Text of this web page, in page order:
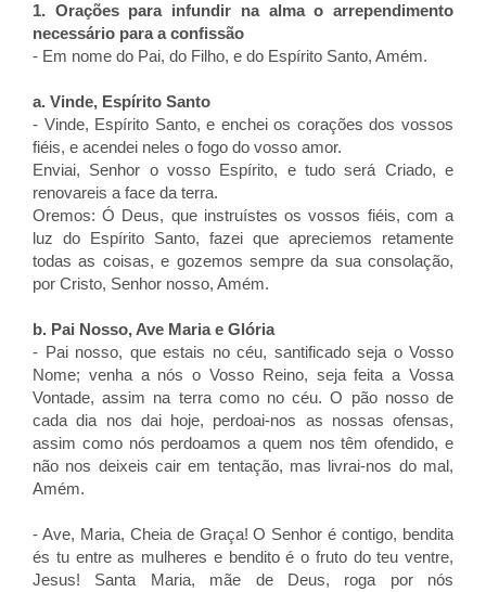
1. Orações para infundir na alma o arrependimento
necessário para a confissão
- Em nome do Pai, do Filho, e do Espírito Santo, Amém.
a. Vinde, Espírito Santo
- Vinde, Espírito Santo, e enchei os corações dos vossos
fiéis, e acendei neles o fogo do vosso amor.
Enviai, Senhor o vosso Espírito, e tudo será Criado, e
renovareis a face da terra.
Oremos: Ó Deus, que instruístes os vossos fiéis, com a
luz do Espírito Santo, fazei que apreciemos retamente
todas as coisas, e gozemos sempre da sua consolação,
por Cristo, Senhor nosso, Amém.
b. Pai Nosso, Ave Maria e Glória
- Pai nosso, que estais no céu, santificado seja o Vosso
Nome; venha a nós o Vosso Reino, seja feita a Vossa
Vontade, assim na terra como no céu. O pão nosso de
cada dia nos dai hoje, perdoai-nos as nossas ofensas,
assim como nós perdoamos a quem nos têm ofendido, e
não nos deixeis cair em tentação, mas livrai-nos do mal,
Amém.
- Ave, Maria, Cheia de Graça! O Senhor é contigo, bendita
és tu entre as mulheres e bendito é o fruto do teu ventre,
Jesus! Santa Maria, mãe de Deus, roga por nós